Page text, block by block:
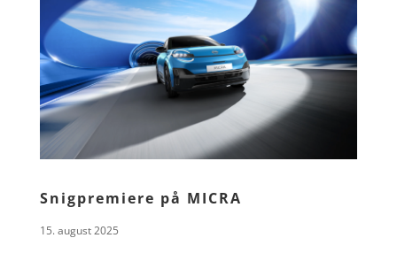
Snigpremiere på MICRA
15. august 2025